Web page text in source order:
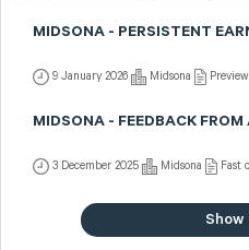
MIDSONA - PERSISTENT
9 January 2026 Midsona
MIDSONA - FEEDBACK
3 December 2025 Midsona Fast
Show